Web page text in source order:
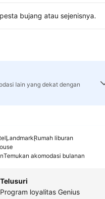
bujang atau sejenisnya.
lain yang dekat dengan
LandmarkRumah liburan
Temukan akomodasi bulanan
Telusuri
Program loyalitas Genius